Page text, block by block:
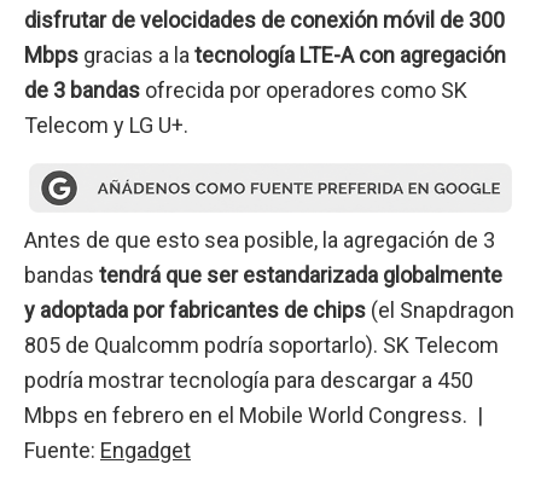
disfrutar de velocidades de conexión móvil de 300
Mbps gracias a latecnología LTE-A con agregación
de 3 bandas ofrecida por operadores como SK
Telecom y LG U+.
Antes de que esto sea posible, la agregación de 3
bandas tendrá que ser estandarizada globalmente
y adoptada por fabricantes de chips (el Snapdragon
805 de Qualcomm podría soportarlo). SK Telecom
podría mostrar tecnología para descargar a 450
Mbps en febrero en el Mobile World Congress. |
Fuente: Engadget